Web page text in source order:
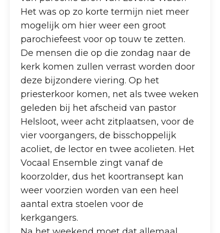
Het was op zo korte termijn niet meer
mogelijk om hier weer een groot
parochiefeest voor op touw te zetten.
De mensen die op die zondag naar de
kerk komen zullen verrast worden door
deze bijzondere viering. Op het
priesterkoor komen, net als twee weken
geleden bij het afscheid van pastor
Helsloot, weer acht zitplaatsen, voor de
vier voorgangers, de bisschoppelijk
acoliet, de lector en twee acolieten. Het
Vocaal Ensemble zingt vanaf de
koorzolder, dus het koortransept kan
weer voorzien worden van een heel
aantal extra stoelen voor de
kerkgangers.